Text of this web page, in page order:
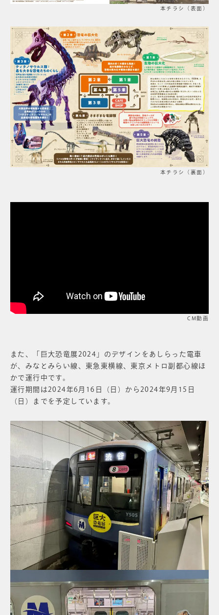
本チラシ（表面）
本チラシ（裏面）
CM動画
また、「巨大恐竜展2024」のデザインをあしらった電車
が、みなとみらい線、東急東横線、東京メトロ副都心線ほ
かで運行中です。
運行期間は2024年6月16日（日）から2024年9月15日
（日）までを予定しています。